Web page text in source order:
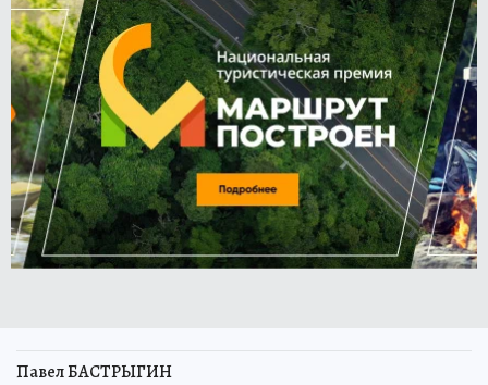
Павел БАСТРЫГИН